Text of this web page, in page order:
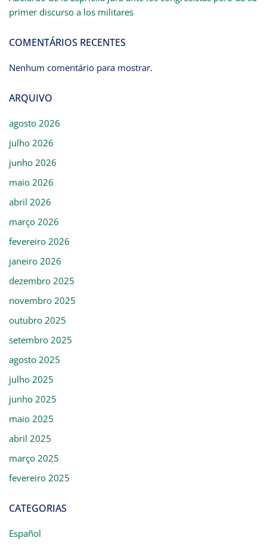
primer discurso a los militares
COMENTÁRIOS RECENTES
Nenhum comentário para mostrar.
ARQUIVO
agosto 2026
julho 2026
junho 2026
maio 2026
abril 2026
março 2026
fevereiro 2026
janeiro 2026
dezembro 2025
novembro 2025
outubro 2025
setembro 2025
agosto 2025
julho 2025
junho 2025
maio 2025
abril 2025
março 2025
fevereiro 2025
CATEGORIAS
Español